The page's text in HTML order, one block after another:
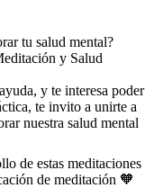
tu salud mental?
y Salud
y te interesa poder
te invito a unirte a
nuestra salud mental
de estas meditaciones
de meditación 🧡